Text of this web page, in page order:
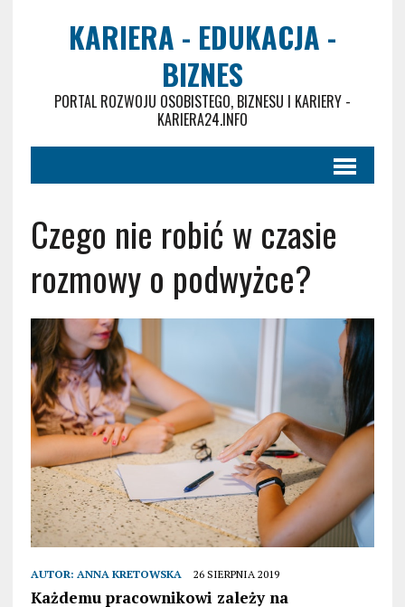
KARIERA - EDUKACJA -
BIZNES
PORTAL ROZWOJU OSOBISTEGO, BIZNESU I KARIERY -
KARIERA24.INFO
Czego nie robić w czasie
rozmowy o podwyżce?
AUTOR: ANNA KRETOWSKA 26 SIERPNIA 2019
Każdemu pracownikowi zależy na